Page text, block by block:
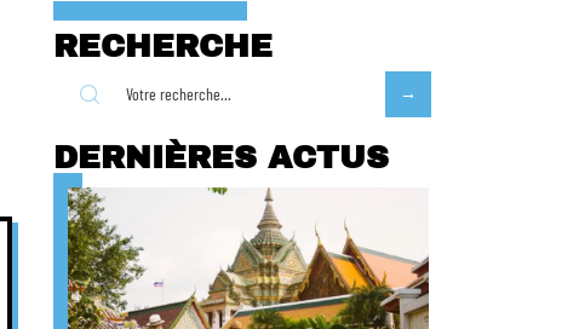
RECHERCHE
DERNIÈRES ACTUS